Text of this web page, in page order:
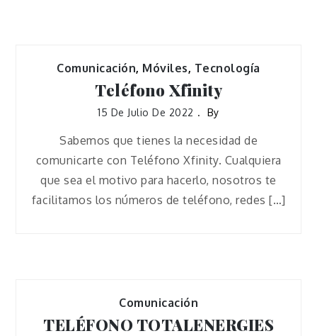
Comunicación, Móviles, Tecnología
Teléfono Xfinity
15 De Julio De 2022 By
Sabemos que tienes la necesidad de
comunicarte con Teléfono Xfinity. Cualquiera
que sea el motivo para hacerlo, nosotros te
facilitamos los números de teléfono, redes […]
Comunicación
TELÉFONO TOTALENERGIES